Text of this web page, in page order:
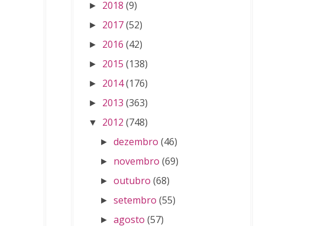
► 2018 (9)
► 2017(52)
► 2016 (42)
► 2015 (138)
► 2014(176)
► 2013 (363)
▼ 2012 (748)
►dezembro (46)
► novembro (69)
►outubro (68)
►setembro (55)
►agosto (57)